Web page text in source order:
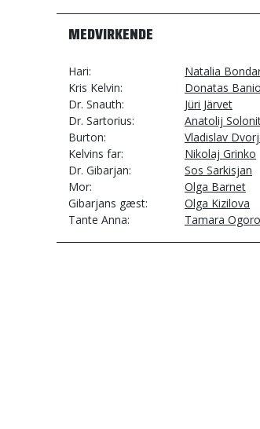
MEDVIRKENDE
Hari
Natalia
Kris Kelvin
Donatas
Dr. Snauth
Jüri Järvet
Dr. Sartorius
Anatolij
Burton
Vladislav
Kelvins far
Nikolaj Grinko
Dr. Gibarjan
Sos Sarkisjan
Mor
Olga Barnet
Gibarjans gæst
Olga Kizilova
Tante Anna
Tamara